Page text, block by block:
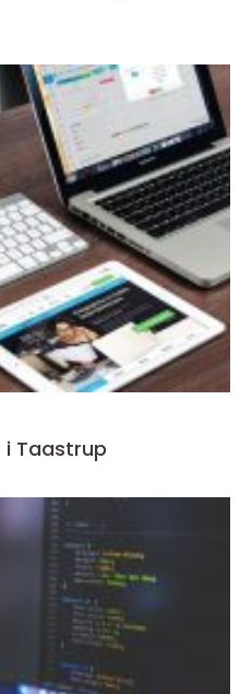
i Taastrup